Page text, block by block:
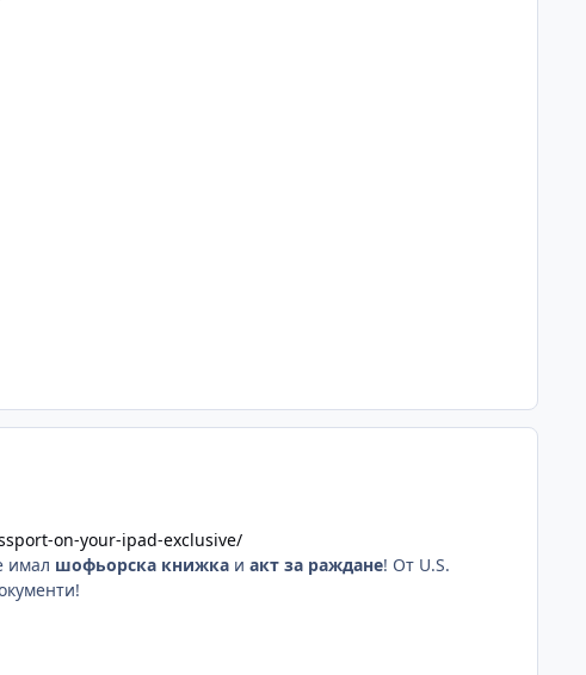
on-your-ipad-exclusive/
имал шофьорска книжка и акт за раждане! От U.S.